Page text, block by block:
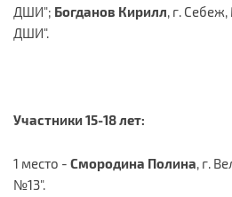
ДШИ"; Богданов Кирилл, г.
ДШИ".
Участники 15-18 лет:
1 место - Смородина Полина, г.
№13".